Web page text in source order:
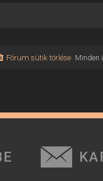
Minden
Fórum sütik törlése